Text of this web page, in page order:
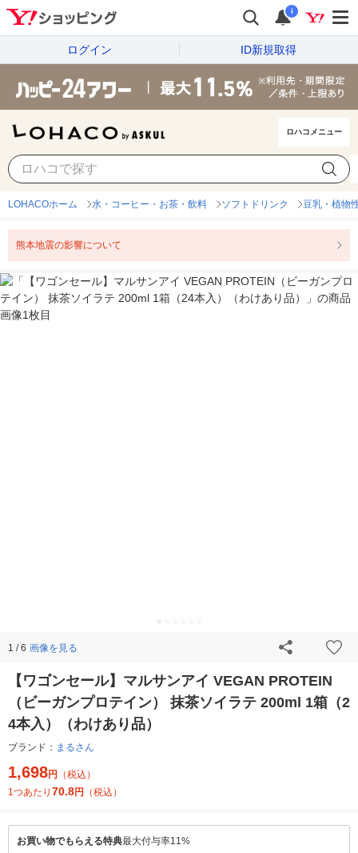
i
ログイン ID新規取得
ロハコメニュー
LOHACOホーム 水・コーヒー・お茶・飲料 ソフトドリンク 豆乳・植物
熊本地震の影響について
1 / 6 画像を見る
【ワゴンセール】マルサンアイ VEGAN PROTEIN
（ビーガンプロテイン） 抹茶ソイラテ 200ml 1箱（2
4本入）（わけあり品）
ブランド： まるさん
1,698円
（税込）
1つあたり 70.8円 （税込）
お買い物でもらえる特典最大付与率11%